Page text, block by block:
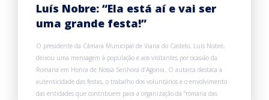
Luís Nobre: “Ela está aí e vai ser
uma grande festa!”
O presidente da Câmara Municipal de Viana do Castelo, Luís Nobre,
deixou uma mensagem à população e aos visitantes por ocasião da
Romaria em Honra de Nossa Senhora d’Agonia. O autarca destaca a
autenticidade das festas, o trabalho dos voluntários e o envolvimento
das entidades que contribuem para a organização da “romaria das